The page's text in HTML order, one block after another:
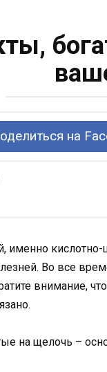
на
именно кислотно-
Во все
внимание,